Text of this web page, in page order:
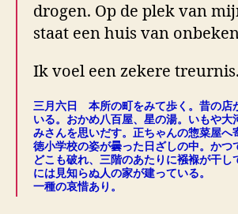
drogen. Op de plek van
staat een huis van
Ik voel een zekere treurnis.
三月六日 本所の町をみて歩く。昔の店
いる。おかめ八百屋、星の湯。いもや大
みさんを思いだす。正ちゃんの惣菜屋へ
徳小学校の姿が曇った日ざしの中。かつ
どこも破れ、三階のあたりに襁褓が干し
には見知らぬ人の家が建っている。
一種の哀惜あり。